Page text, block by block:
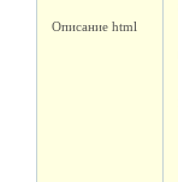
Описание html